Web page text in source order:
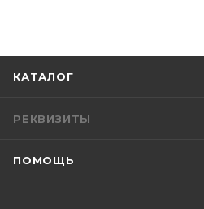
КАТАЛОГ
РЕКВИЗИТЫ
ПОМОЩЬ